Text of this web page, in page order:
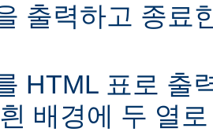
출력하고 종료
HTML 표로 출
배경에 두 열